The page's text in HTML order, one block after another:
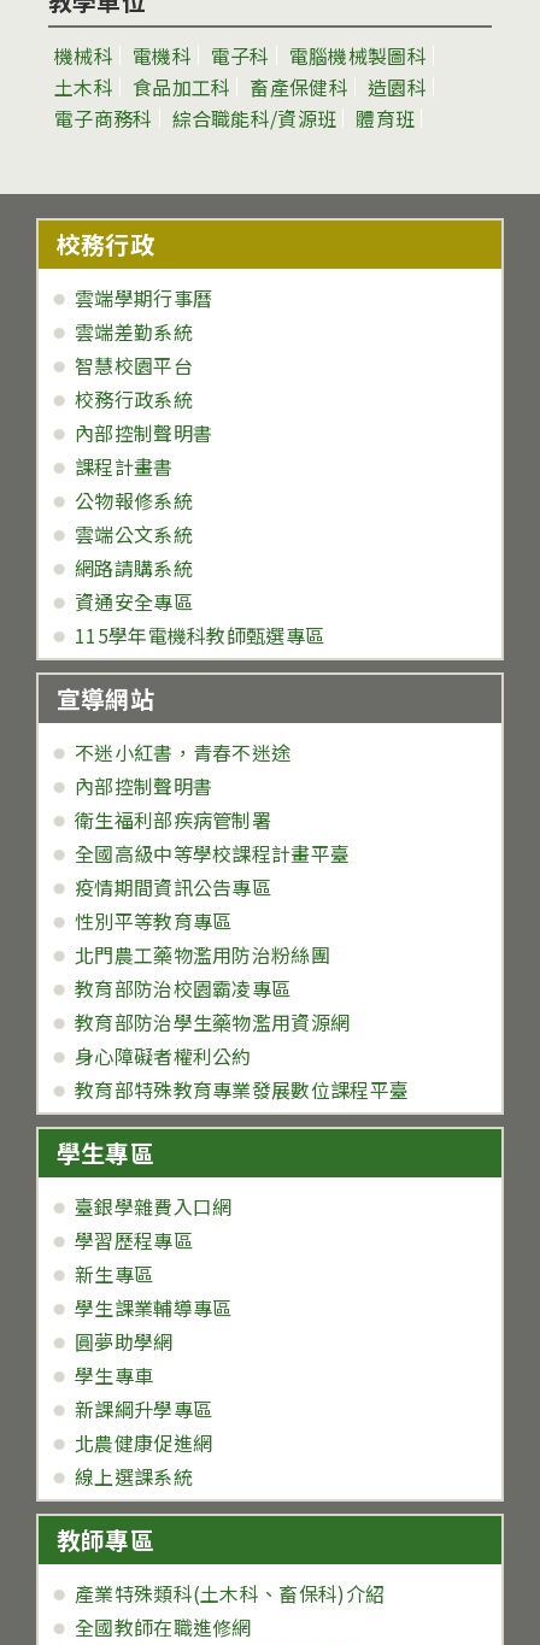
機械科 電機科 電子科
電腦機械製圖科
土木科
食品加工科 畜產保健科
造園科
電子商務科
綜合職能科/資源班 體育班
校務行政
雲端學期行事曆
雲端差勤系統
智慧校園平台
校務行政系統
內部控制聲明書
課程計畫書
公物報修系統
雲端公文系統
網路請購系統
資通安全專區
115學年電機科教師甄選專區
宣導網站
不迷小紅書，青春不迷途
內部控制聲明書
衛生福利部疾病管制署
全國高級中等學校課程計畫平臺
疫情期間資訊公告專區
性別平等教育專區
北門農工藥物濫用防治粉絲團
教育部防治校園霸凌專區
教育部防治學生藥物濫用資源網
身心障礙者權利公約
教育部特殊教育專業發展數位課程平臺
學生專區
臺銀學雜費入口網
學習歷程專區
新生專區
學生課業輔導專區
圓夢助學網
學生專車
新課綱升學專區
北農健康促進網
線上選課系統
教師專區
產業特殊類科(土木科、畜保科)介紹
全國教師在職進修網